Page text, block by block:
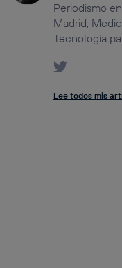
Periodismo
Madrid,
Tecnología
Lee todos mis